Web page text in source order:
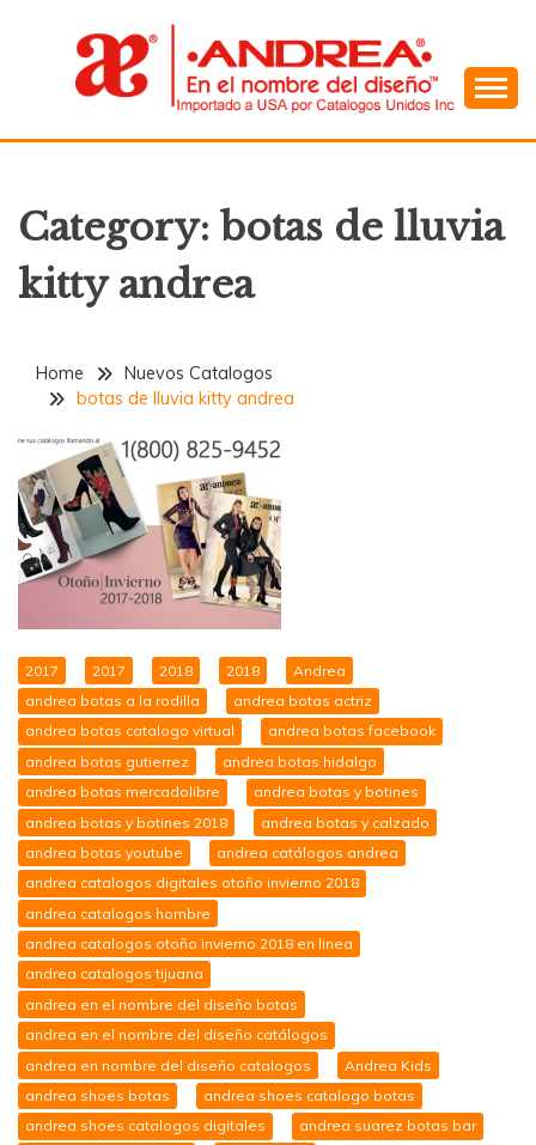
ANDREA
Category: botas de lluvia
kitty andrea
Home
Nuevos Catalogos
botas de lluvia kitty andrea
2017 2017 2018 2018
Andrea
andrea botas a la rodilla
andrea botas actriz
andrea botas catalogo virtual
andrea botas facebook
andrea botas gutierrez
andrea botas hidalgo
andrea botas mercadolibre
andrea botas y botines
andrea botas y botines 2018
andrea botas y calzado
andrea botas youtube
andrea catálogos andrea
andrea catalogos digitales otoño invierno 2018
andrea catalogos hombre
andrea catalogos otoño invierno 2018 en linea
andrea catalogos tijuana
andrea en el nombre del diseño botas
andrea en el nombre del diseño catálogos
andrea en nombre del diseño catalogos
Andrea Kids
andrea shoes botas
andrea shoes catalogo botas
andrea shoes catalogos digitales
andrea suarez botas bar